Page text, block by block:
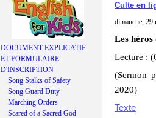
DOCUMENT EXPLICATIF
ET FORMULAIRE
D'INSCRIPTION
Song Stalks of Safety
Song Guard Duty
Marching Orders
Scared of a Sacred God
Culte en
dimanche, 29
Les héros
Lecture :
(Sermon
2020)
Texte